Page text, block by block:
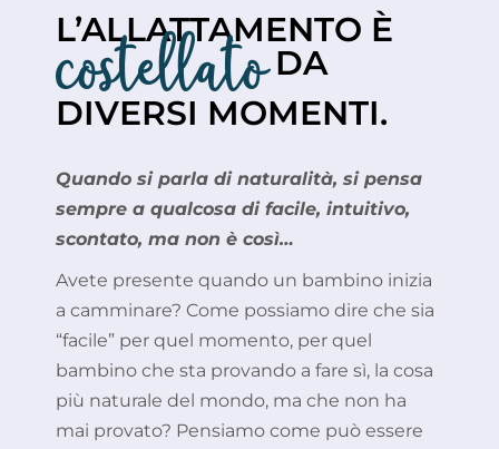
L’ALLATTAMENTO È
costellatoDA
DIVERSI MOMENTI.
Quando si parla di naturalità, si pensa
sempre a qualcosa di facile, intuitivo,
scontato, ma non è così…
Avete presente quando un bambino inizia
a camminare? Come possiamo dire che sia
“facile” per quel momento, per quel
bambino che sta provando a fare sì, la cosa
più naturale del mondo, ma che non ha
mai provato? Pensiamo come può essere